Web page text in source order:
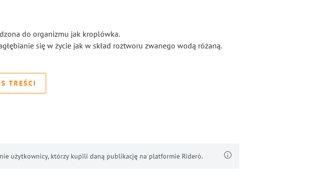
do organizmu jak kroplówka.
się w życie jak w skład roztworu zwanego wodą różaną.
TREŚCI
użytkownicy, którzy kupili daną publikację na platformie Riderò.